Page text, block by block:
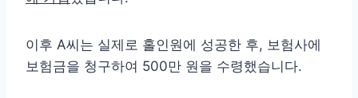
이후 A씨는 실제로 홀인원에 성공한 후, 보험사에
보험금을 청구하여 500만 원을 수령했습니다.